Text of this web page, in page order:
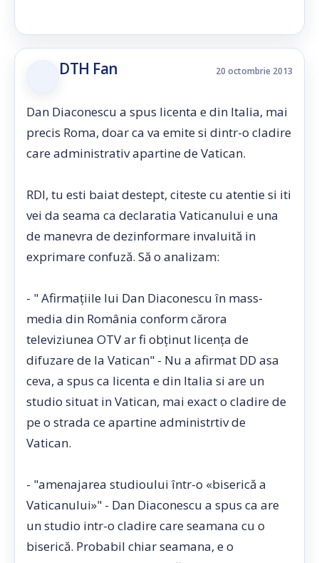
DTH Fan 20 octombrie 2013
Dan Diaconescu a spus licenta e din Italia, mai
precis Roma, doar ca va emite si dintr-o cladire
care administrativ apartine de Vatican.
RDI, tu esti baiat destept, citeste cu atentie si iti
vei da seama ca declaratia Vaticanului e una
de manevra de dezinformare invaluită in
exprimare confuză. Să o analizam:
- " Afirmaţiile lui Dan Diaconescu în mass-
media din România conform cărora
televiziunea OTV ar fi obţinut licenţa de
difuzare de la Vatican" - Nu a afirmat DD asa
ceva, a spus ca licenta e din Italia si are un
studio situat in Vatican, mai exact o cladire de
pe o strada ce apartine administrtiv de
Vatican.
- "amenajarea studioului într-o «biserică a
Vaticanului»" - Dan Diaconescu a spus ca are
un studio intr-o cladire care seamana cu o
biserică. Probabil chiar seamana, e o